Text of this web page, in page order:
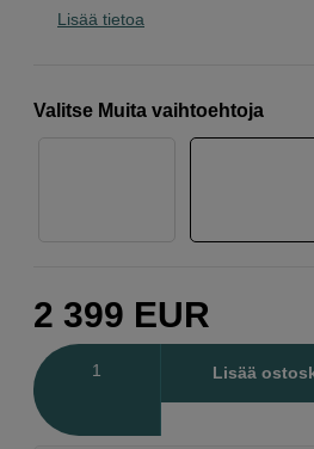
Lisää tietoa
Valitse Muita vaihtoehtoja
2 399 EUR
Lisää